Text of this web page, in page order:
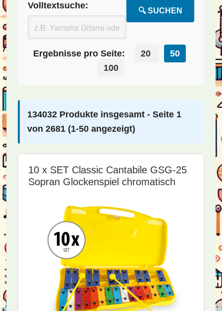
Volltextsuche:
🔍 SUCHEN
Ergebnisse pro Seite: 20
50
100
134032 Produkte insgesamt - Seite 1
von 2681 (1-50 angezeigt)
10 x SET Classic Cantabile GSG-25
Sopran Glockenspiel chromatisch